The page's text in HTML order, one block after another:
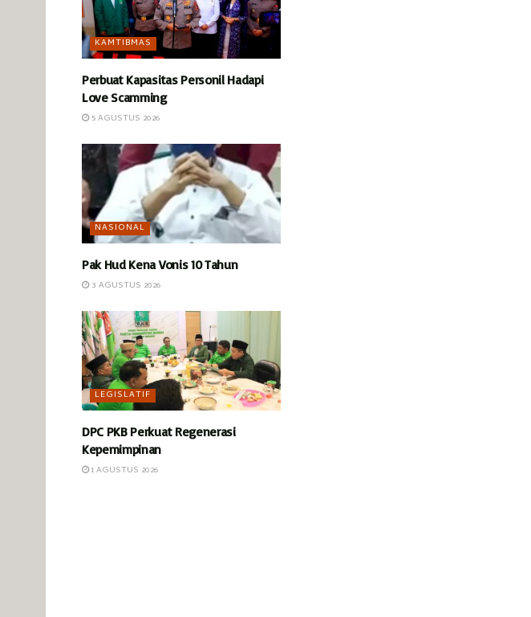
KAMTIBMAS
Perbuat Kapasitas Personil Hadapi
Love Scamming
5 AGUSTUS 2026
NASIONAL
Pak Hud Kena Vonis 10 Tahun
3 AGUSTUS 2026
LEGISLATIF
DPC PKB Perkuat Regenerasi
Kepemimpinan
1 AGUSTUS 2026